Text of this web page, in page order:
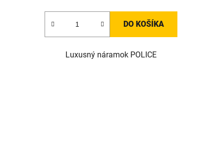
DO KOŠÍKA
Luxusný náramok POLICE